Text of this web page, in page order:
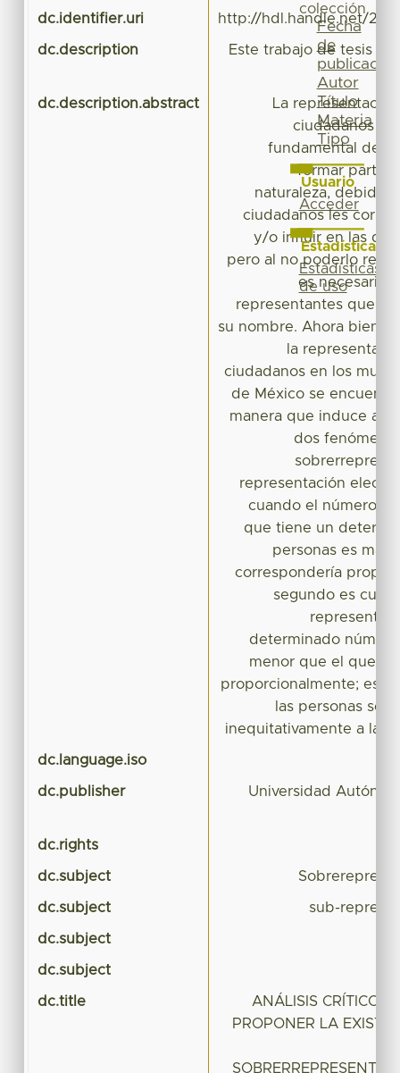
dc.identifier.uri http://hdl.handle.net/
dc.description Este trabajo de tesis
dc.description.abstract
La
ciudadanos
fundamental de
formar parte
naturaleza, debido
ciudadanos les
y/o influir en las
pero al no poderlo
es necesario
representantes que lo
su nombre. Ahora bien,
la
ciudadanos en los
de México se
manera que induce a
dos
representación
cuando el número
que tiene un
personas es
correspondería
segundo es
determinado
menor que el que
proporcionalmente; es
las personas
inequitativamente a la
dc.language.iso
dc.publisher Universidad
dc.rights
dc.subject
dc.subject sub-
dc.subject
dc.subject
dc.title
ANÁLISIS CRÍTICO –
PROPONER LA
colección
Fecha
de
publicación
Autor
Título
Materia
Tipo
Usuario
Acceder
Estadísticas
Estadísticas
de uso